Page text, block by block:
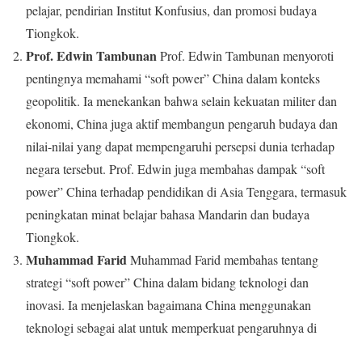
pelajar, pendirian Institut Konfusius, dan promosi budaya
Tiongkok.
Prof. Edwin Tambunan Prof. Edwin Tambunan menyoroti
pentingnya memahami “soft power” China dalam konteks
geopolitik. Ia menekankan bahwa selain kekuatan militer dan
ekonomi, China juga aktif membangun pengaruh budaya dan
nilai-nilai yang dapat mempengaruhi persepsi dunia terhadap
negara tersebut. Prof. Edwin juga membahas dampak “soft
power” China terhadap pendidikan di Asia Tenggara, termasuk
peningkatan minat belajar bahasa Mandarin dan budaya
Tiongkok.
Muhammad Farid Muhammad Farid membahas tentang
strategi “soft power” China dalam bidang teknologi dan
inovasi. Ia menjelaskan bagaimana China menggunakan
teknologi sebagai alat untuk memperkuat pengaruhnya di